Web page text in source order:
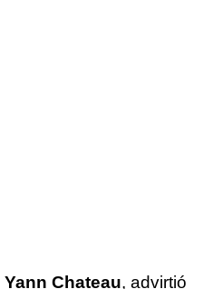
Yann Chateau, advirtió